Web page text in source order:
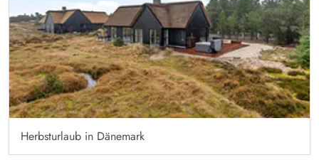
Herbsturlaub in Dänemark